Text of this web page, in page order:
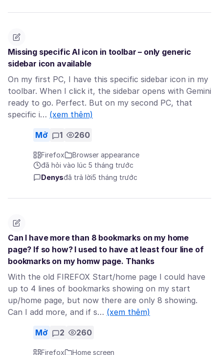
Missing specific AI icon in toolbar – only generic
sidebar icon available
On my first PC, I have this specific sidebar icon in my
toolbar. When I click it, the sidebar opens with Gemini
ready to go. Perfect. But on my second PC, that
specific i… (xem thêm)
Mở 1 260
Firefox
Browser appearance
đã hỏi vào lúc 5 tháng trước
Denysđã trả lời5 tháng trước
Can I have more than 8 bookmarks on my home
page? If so how? I used to have at least four line of
bookmarks on my homw page. Thanks
With the old FIREFOX Start/home page I could have
up to 4 lines of bookmarks showing on my start
up/home page, but now there are only 8 showing.
Can I add more, and if s… (xem thêm)
Mở 2 260
Firefox
Home screen